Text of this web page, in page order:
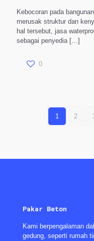
Kebocoran pada
merusak struktur dan
hal tersebut, jasa
sebagai penyedia[…]
0
1 2
Pakar Beton
Kami berpengalaman
gedung, seperti rumah